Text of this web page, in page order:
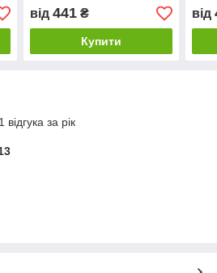
від 441₴
Купити
від
за рік